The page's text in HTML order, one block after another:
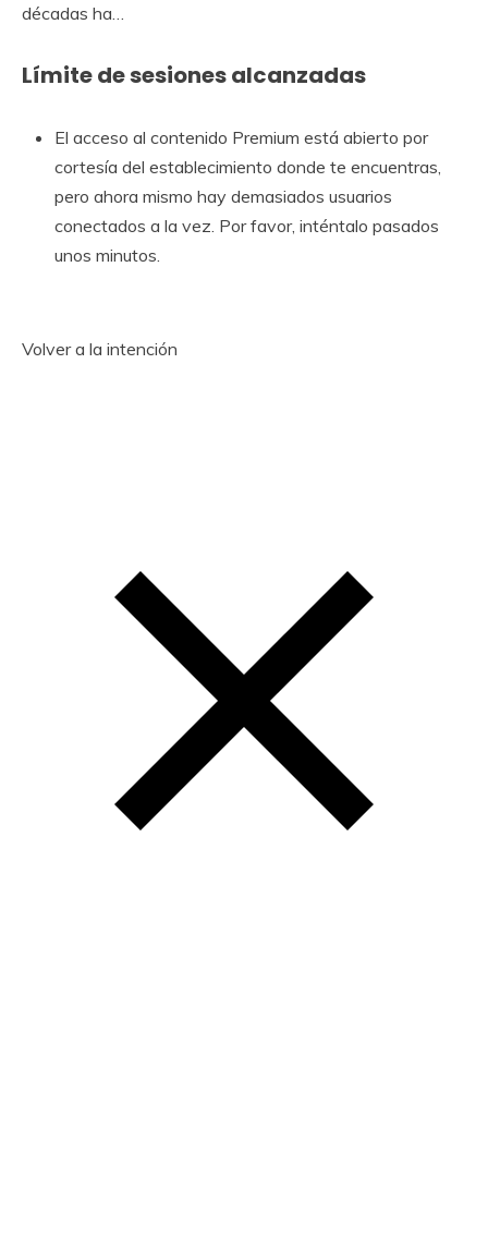
décadas ha…
Límite de sesiones alcanzadas
El acceso al contenido Premium está abierto por
cortesía del establecimiento donde te encuentras,
pero ahora mismo hay demasiados usuarios
conectados a la vez. Por favor, inténtalo pasados ​​
unos minutos.
Volver a la intención